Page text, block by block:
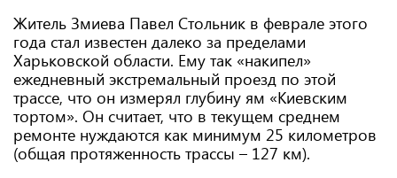
Житель Змиева Павел Стольник в феврале этого
года стал известен далеко за пределами
Харьковской области. Ему так «накипел»
ежедневный экстремальный проезд по этой
трассе, что он измерял глубину ям «Киевским
тортом». Он считает, что в текущем среднем
ремонте нуждаются как минимум 25 километров
(общая протяженность трассы – 127 км).